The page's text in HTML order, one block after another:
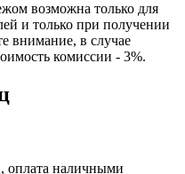
возможна только для
и только при получении
внимание, в случае
комиссии - 3%.
оплата наличными